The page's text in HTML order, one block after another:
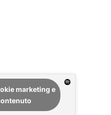
marketing e